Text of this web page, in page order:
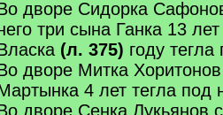
дворе Сидорка
три сына Ганка 13
(л. 375) году
дворе Митка
4 лет тегла под
дворе Сенка Лукьянов